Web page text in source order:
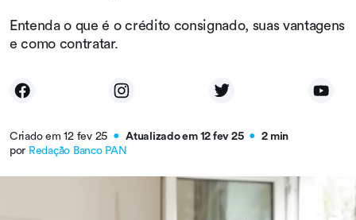
Entenda o que é o crédito consignado, suas vantagens
e como contratar.
Criado em 12 fev 25 ● Atualizado em 12 fev 25 ●
2 min
por Redação Banco PAN